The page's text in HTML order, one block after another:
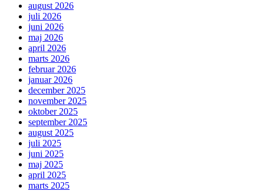
august 2026
juli 2026
juni 2026
maj 2026
april 2026
marts 2026
februar 2026
januar 2026
december 2025
november 2025
oktober 2025
september 2025
august 2025
juli 2025
juni 2025
maj 2025
april 2025
marts 2025